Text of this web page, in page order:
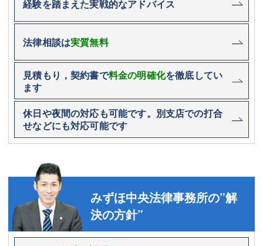
経験を踏まえた実戦的なアドバイス
法律相談は実質無料
見積もり，契約書で料金の明確化を徹底してい
ます
休日や夜間の対応も可能です。別支店での打合
せなどにも対応可能です
みずほ中央法律事務所の”解
決の方針”